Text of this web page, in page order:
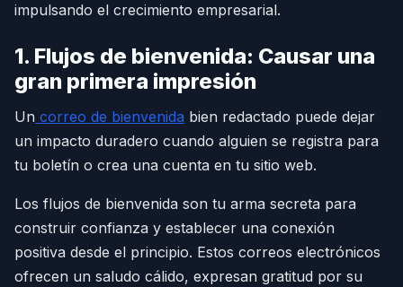
impulsando el crecimiento empresarial.
1. Flujos de bienvenida: Causar una
gran primera impresión
Un correo de bienvenida bien redactado puede dejar
un impacto duradero cuando alguien se registra para
tu boletín o crea una cuenta en tu sitio web.
Los flujos de bienvenida son tu arma secreta para
construir confianza y establecer una conexión
positiva desde el principio. Estos correos electrónicos
ofrecen un saludo cálido, expresan gratitud por su